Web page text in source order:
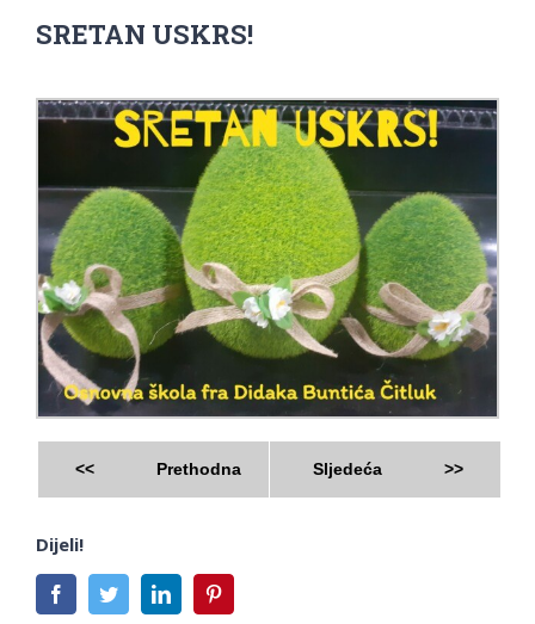
SRETAN USKRS!
<< Prethodna Sljedeća >>
Dijeli!
FacebookTwitterLinkedIn